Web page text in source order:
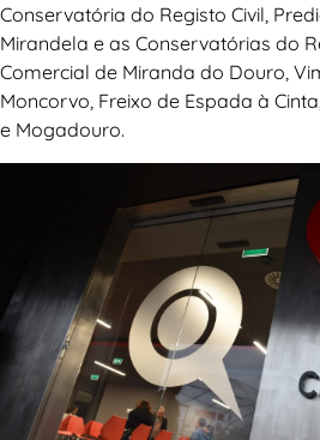
Conservatória do Registo Civil,
Mirandela e as Conservatórias do
Comercial de Miranda do Douro,
Moncorvo, Freixo de Espada à
e Mogadouro.